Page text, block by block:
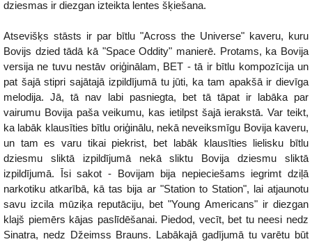
dziesmas ir diezgan izteikta lentes šķiešana.
Atsevišķs stāsts ir par bītlu "Across the Universe" kaveru, kuru
Bovijs dzied tādā kā "Space Oddity" manierē. Protams, ka Bovija
versija ne tuvu nestāv oriģinālam, BET - tā ir bītlu kompozīcija un
pat šajā stipri sajātajā izpildījumā tu jūti, ka tam apakšā ir dievīga
melodija. Jā, tā nav labi pasniegta, bet tā tāpat ir labāka par
vairumu Bovija paša veikumu, kas ietilpst šajā ierakstā. Var teikt,
ka labāk klausīties bītlu oriģinālu, nekā neveiksmīgu Bovija kaveru,
un tam es varu tikai piekrist, bet labāk klausīties lielisku bītlu
dziesmu sliktā izpildījumā nekā sliktu Bovija dziesmu sliktā
izpildījumā. Īsi sakot - Bovijam bija nepieciešams iegrimt dziļā
narkotiku atkarībā, kā tas bija ar "Station to Station", lai atjaunotu
savu izcila mūziķa reputāciju, bet "Young Americans" ir diezgan
klajš piemērs kājas paslīdēšanai. Piedod, vecīt, bet tu neesi nedz
Sinatra, nedz Džeimss Brauns. Labākajā gadījumā tu varētu būt